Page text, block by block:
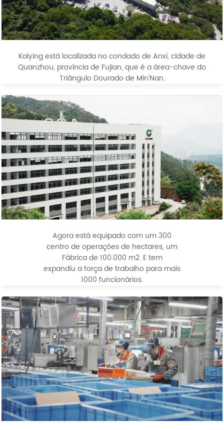
Kaiying está localizada no condado de Anxi, cidade de
Quanzhou, província de Fujian, que é a área-chave do
Triângulo Dourado de Min'Nan.
Agora está equipado com um 300
centro de operações de hectares, um
Fábrica de 100.000 m2. E tem
expandiu a força de trabalho para mais
1000 funcionários.